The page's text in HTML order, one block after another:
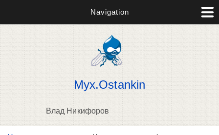
Navigation
Myx.Ostankin
Влад Никифоров